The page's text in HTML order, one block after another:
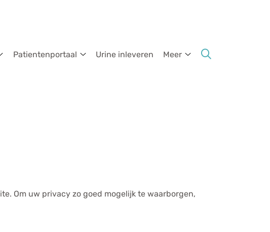
Patientenportaal
Urine inleveren
Meer
Om uw privacy zo goed mogelijk te waarborgen,